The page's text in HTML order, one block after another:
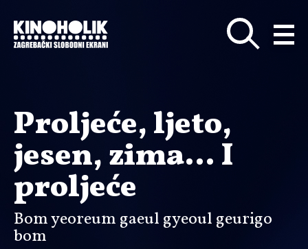
glavni
sadržaj
Proljeće, ljeto,
jesen, zima… I
proljeće
Bom yeoreum gaeul gyeoul geurigo
bom